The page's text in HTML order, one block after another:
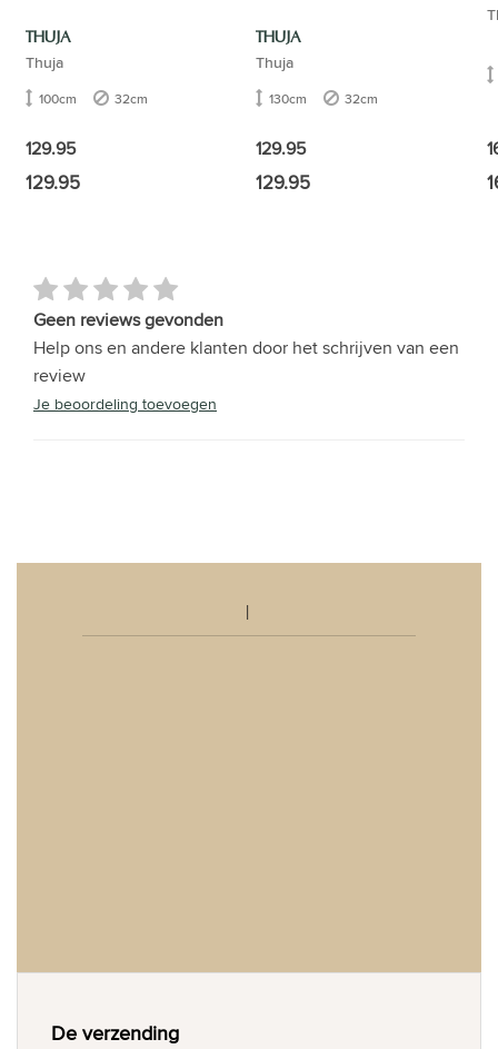
THUJA
Thuja
100cm 32cm
129.95
129.95
THUJA
Thuja
130cm 32cm
129.95
129.95
Geen reviews gevonden
Help ons en andere klanten door het schrijven van een
review
Je beoordeling toevoegen
De verzending